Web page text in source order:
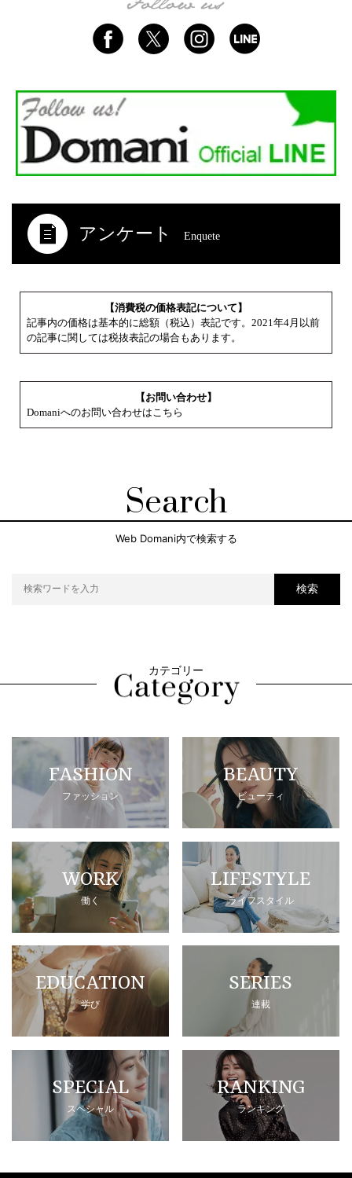
アンケート Enquete
【消費税の価格表記について】
記事内の価格は基本的に総額（税込）表記です。2021年4月以前
の記事に関しては税抜表記の場合もあります。
【お問い合わせ】
Domaniへのお問い合わせはこちら
Search
Web Domani内で検索する
検索
カテゴリー
FASHION
ファッション
BEAUTY
ビューティ
WORK
働く
LIFESTYLE
ライフスタイル
EDUCATION
学び
SERIES
連載
SPECIAL
スペシャル
RANKING
ランキング